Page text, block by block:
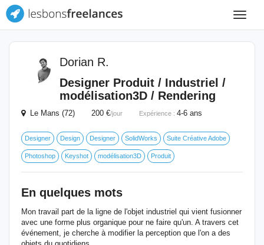
Toggle
Dorian R.
Designer Produit / Industriel /
modélisation3D / Rendering
Le Mans (72) 200 €/jour Expérience : 4-6 ans
Designer Design Designer SolidWorks Suite Créative Adobe
Photoshop Keyshot modélisation3D Produit
En quelques mots
Mon travail part de la ligne de l'objet industriel qui vient fusionner
avec une forme plus organique pour ne faire qu'un. A travers cet
événement, je cherche à modifier la perception que l'on a des